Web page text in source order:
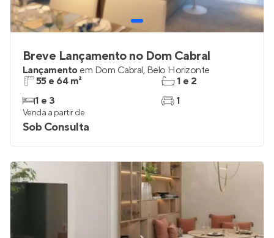
Breve Lançamento no Dom Cabral
Lançamento em Dom Cabral, Belo Horizonte
55 e 64 m²
1 e 3
1 e 2
1
Venda a partir de
Sob Consulta